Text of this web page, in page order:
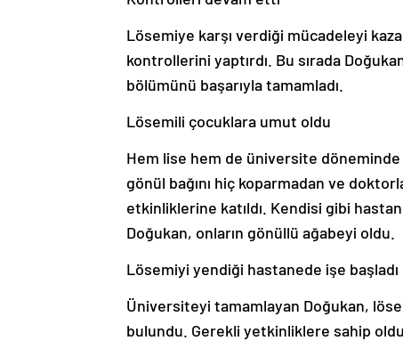
Lösemiye karşı verdiği mücadeleyi
kontrollerini yaptırdı. Bu sırada
bölümünü başarıyla tamamladı.
Lösemili çocuklara umut oldu
Hem lise hem de üniversite döneminde
gönül bağını hiç koparmadan ve
etkinliklerine katıldı. Kendisi gibi
Doğukan, onların gönüllü ağabeyi oldu.
Lösemiyi yendiği hastanede işe başladı
Üniversiteyi tamamlayan Doğukan,
bulundu. Gerekli yetkinliklere sahip